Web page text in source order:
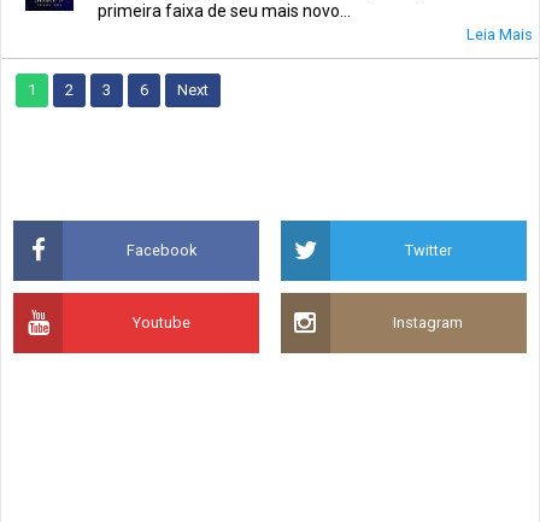
primeira faixa de seu mais novo...
Leia Mais
1 2 3 6 Next
Facebook Twitter
Youtube Instagram